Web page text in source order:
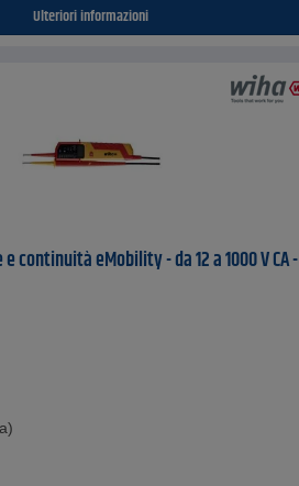
Ulteriori informazioni
continuità eMobility - da 12 a 1000 V CA -